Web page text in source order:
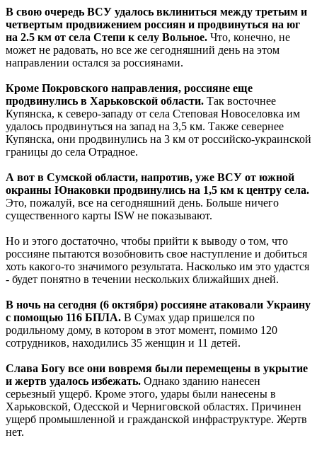
В свою очередь ВСУ удалось вклиниться между третьим и
четвертым продвижением россиян и продвинуться на юг
на 2.5 км от села Степи к селу Вольное. Что, конечно, не
может не радовать, но все же сегодняшний день на этом
направлении остался за россиянами.
Кроме Покровского направления, россияне еще
продвинулись в Харьковской области. Так восточнее
Купянска, к северо-западу от села Степовая Новоселовка им
удалось продвинуться на запад на 3,5 км. Также севернее
Купянска, они продвинулись на 3 км от российско-украинской
границы до села Отрадное.
А вот в Сумской области, напротив, уже ВСУ от южной
окраины Юнаковки продвинулись на 1,5 км к центру села.
Это, пожалуй, все на сегодняшний день. Больше ничего
существенного карты ISW не показывают.
Но и этого достаточно, чтобы прийти к выводу о том, что
россияне пытаются возобновить свое наступление и добиться
хоть какого-то значимого результата. Насколько им это удастся
- будет понятно в течении нескольких ближайших дней.
В ночь на сегодня (6 октября) россияне атаковали Украину
с помощью 116 БПЛА. В Сумах удар пришелся по
родильному дому, в котором в этот момент, помимо 120
сотрудников, находились 35 женщин и 11 детей.
Слава Богу все они вовремя были перемещены в укрытие
и жертв удалось избежать. Однако зданию нанесен
серьезный ущерб. Кроме этого, удары были нанесены в
Харьковской, Одесской и Черниговской областях. Причинен
ущерб промышленной и гражданской инфраструктуре. Жертв
нет.